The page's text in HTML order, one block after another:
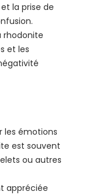
la prise de
rhodonite
et les
les émotions
est souvent
ou autres
appréciée